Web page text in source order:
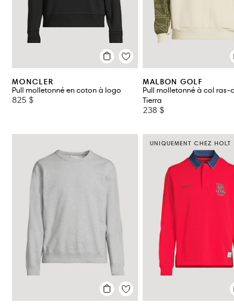
MONCLER
Pull molletonné en coton à logo
825 $
MALBON GOLF
Pull molletonné à col ras-
Tierra
238 $
UNIQUEMENT CHEZ HOLT